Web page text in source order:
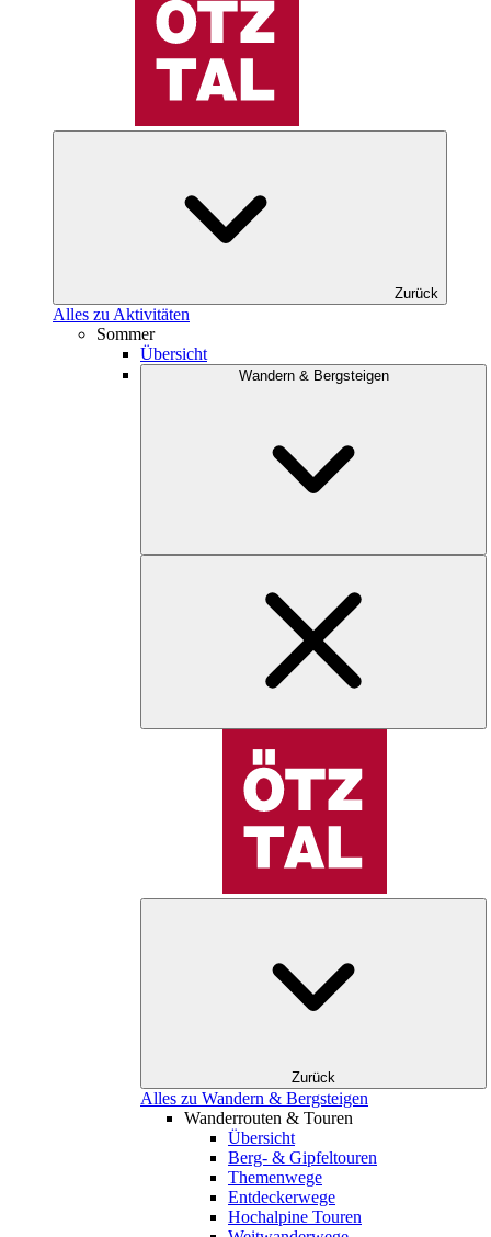
Zurück
Alles zu Aktivitäten
Sommer
Übersicht
Wandern & Bergsteigen
Zurück
Alles zu Wandern & Bergsteigen
Wanderrouten & Touren
Übersicht
Berg- & Gipfeltouren
Themenwege
Entdeckerwege
Hochalpine Touren